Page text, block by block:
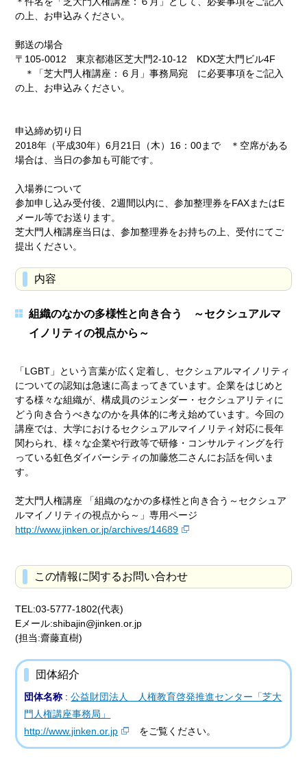
の上、お申込みください。
郵送の場合
〒105-0012 東京都港区芝大門2-10-12 KDX芝大門ビル4F
＊「芝大門人権講座：６月」事務局宛 に必要事項をご記入
の上、お申込みください。
申込締め切り日
2018年（平成30年）6月21日（木）16：00まで ＊空席がある
場合は、当日の参加も可能です。
入場券について
参加申し込み受付後、2週間以内に、参加整理券をFAXまたはE
メール等でお送ります。
芝大門人権講座当日は、参加整理券をお持ちの上、受付にてご
提出ください。
内容
組織のなかの多様性と向き合う ～セクシュアルマ
イノリティの視点から～
「LGBT」という言葉が広く定着し、セクシュアルマイノリティ
についての認知は急速に高まってきています。企業をはじめと
する様々な組織が、構成員のジェンダー・セクシュアリティに
どう向き合うべきなのかを具体的に考え始めています。今回の
講座では、大学におけるセクシュアルマイノリティ対応に長年
関わられ、様々な企業や行政等で研修・コンサルティングを行
っている虹色ダイバーシティの加藤悠二さんにお話を伺いま
す。
芝大門人権講座 「組織のなかの多様性と向き合う～セクシュア
ルマイノリティの視点から～」専用ページ
http://www.jinken.or.jp/archives/14689
この情報に関するお問い合わせ
TEL:03-5777-1802(代表)
Eメール:shibajin@jinken.or.jp
(担当:齋藤直樹)
団体紹介
団体名称 :公益財団法人 人権教育啓発推進センター「芝大
門人権講座事務局」
http://www.jinken.or.jp
をご覧ください。